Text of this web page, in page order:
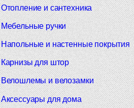
Отопление и сантехника
Мебельные ручки
Напольные и настенные покрытия
Карнизы для штор
Велошлемы и велозамки
Аксессуары для дома